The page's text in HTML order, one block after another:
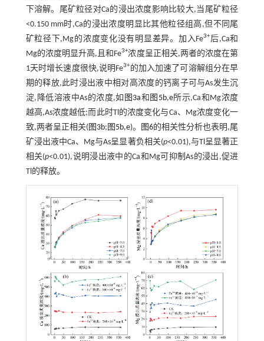
下溶解。尾矿粒径对Ca的浸出浓度影响比较大,当尾矿粒径
<0.150 mm时,Ca的浸出浓度明显比其他粒径组高,但不同尾
矿粒径下,Mg的浓度变化没有明显差异。加入Fe3+后,Ca和
Mg的浓度明显升高,且和Fe3+浓度呈正相关,两者的浓度在第
1天时增长速度很快,说明Fe3+的加入加速了可溶解组分在早
期的释放,此时浸出液中相对高浓度的钙离子可与As发生沉
淀,降低溶液中As的浓度,如 图3a和 图5b,e所示,Ca和Mg浓度
越高,As浓度越低;而此时Tl的浓度变化与Ca、Mg浓度变化一
致,两者呈正相关(图3b; 图5b,e)。 图6的相关性分析也表明,尾
矿浸出液中Ca、Mg与As呈显著负相关(p<0.01),与Tl呈显著正
相关(p<0.01),说明浸出液中的Ca和Mg可抑制As的浸出,促进
Tl的释放。